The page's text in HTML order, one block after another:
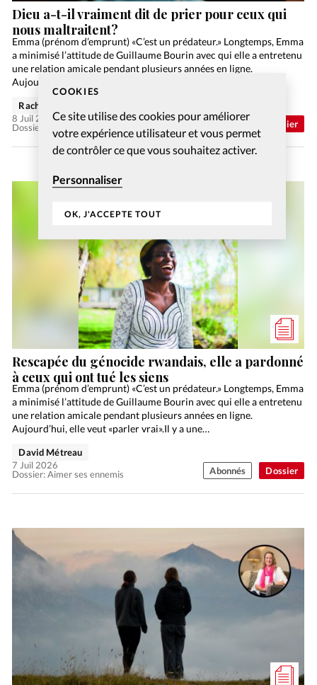
COOKIES
Ce site utilise des cookies pour améliorer
votre expérience utilisateur et vous permet
de contrôler ce que vous souhaitez activer.
Personnaliser
OK, J'ACCEPTE TOUT
Dossier
Dieu a-t-il vraiment dit de prier pour ceux qui
nous maltraitent?
Emma (prénom d’emprunt) «C’est un prédateur.» Longtemps, Emma
a minimisé l’attitude de Guillaume Bourin avec qui elle a entretenu
une relation amicale pendant plusieurs années en ligne.
Aujourd’hui, elle veut «parler vrai».Il y a une…
Dossier: Aimer ses ennemis
Rachel Gamper
8 Juil 2026
Abonnés
Dossier
Rescapée du génocide rwandais, elle a pardonné
à ceux qui ont tué les siens
Emma (prénom d’emprunt) «C’est un prédateur.» Longtemps, Emma
a minimisé l’attitude de Guillaume Bourin avec qui elle a entretenu
une relation amicale pendant plusieurs années en ligne.
Aujourd’hui, elle veut «parler vrai».Il y a une…
Dossier: Aimer ses ennemis
David Métreau
7 Juil 2026
Abonnés